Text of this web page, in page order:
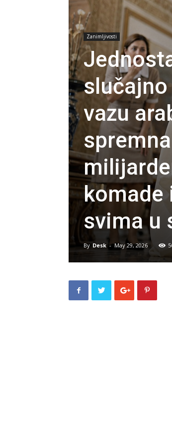
Zanimljivosti
vazu
komade
svima u
By Desk - May 29, 2026